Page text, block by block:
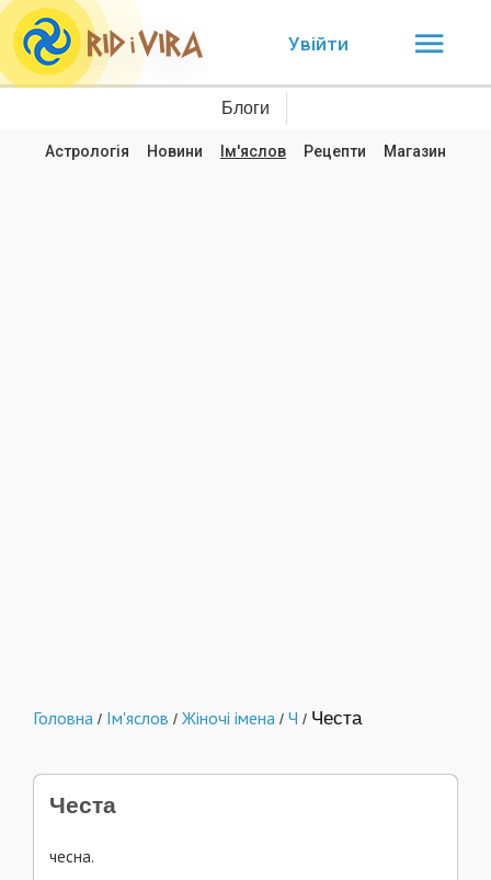
Увійти
Блоги
Астрологія Новини Ім'яслов Рецепти Магазин
Головна / Ім'яслов / Жіночі імена / Ч / Честа
Честа
чесна.